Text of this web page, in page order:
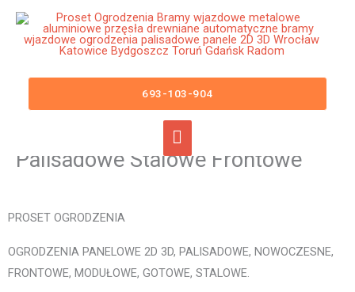
Przejdź
Główne
menu
693-103-904
Ogrodzenia Jastrzębie-Zdrój
Bramy Wjazdowe Furtki Płoty
Metalowe Aluminiowe
Nowoczesne Panelowe
Palisadowe Stalowe Frontowe
PROSET OGRODZENIA
OGRODZENIA PANELOWE 2D 3D, PALISADOWE, NOWOCZESNE,
FRONTOWE, MODUŁOWE, GOTOWE, STALOWE.